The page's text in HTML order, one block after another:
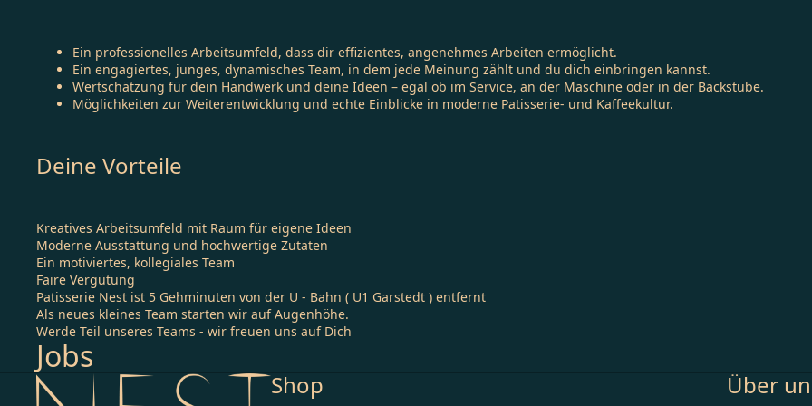
Ein professionelles Arbeitsumfeld, dass dir effizientes, angenehmes Arbeiten ermöglicht.
Ein engagiertes, junges, dynamisches Team, in dem jede Meinung zählt und du dich einbringen kannst.
Wertschätzung für dein Handwerk und deine Ideen – egal ob im Service, an der Maschine oder in der Backstube.
Möglichkeiten zur Weiterentwicklung und echte Einblicke in moderne Patisserie- und Kaffeekultur.
Deine Vorteile
Kreatives Arbeitsumfeld mit Raum für eigene Ideen
Moderne Ausstattung und hochwertige Zutaten
Ein motiviertes, kollegiales Team
Faire Vergütung
Patisserie Nest ist 5 Gehminuten von der U - Bahn ( U1 Garstedt ) entfernt
Als neues kleines Team starten wir auf Augenhöhe.
Werde Teil unseres Teams - wir freuen uns auf Dich
Jobs
Shop Über